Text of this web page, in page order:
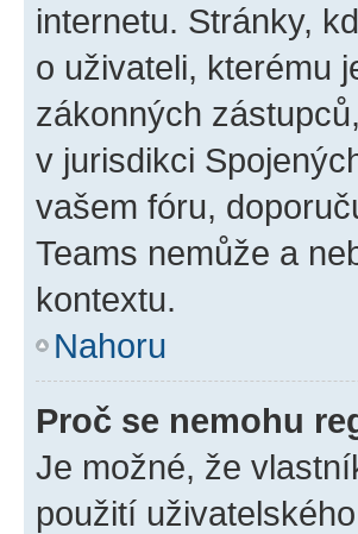
internetu. Stránky,
o uživateli, kterému
zákonných
v jurisdikci
vašem fóru,
Teams nemůže a
kontextu.
Nahoru
Proč se nemohu
Je možné, že
použití